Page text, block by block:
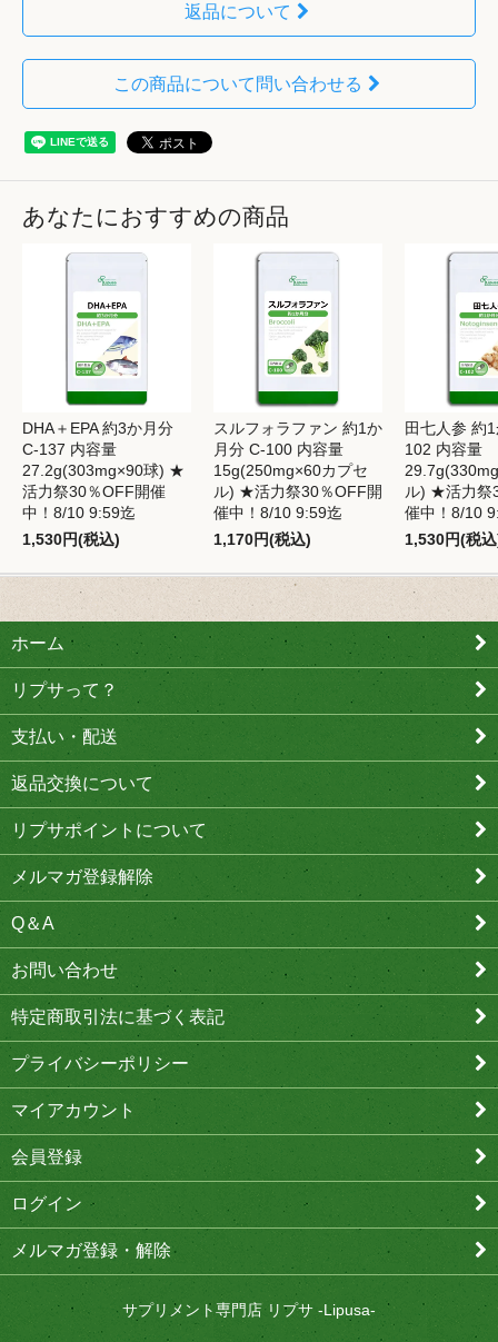
返品について
この商品について問い合わせる
あなたにおすすめの商品
DHA＋EPA 約3か月分
C-137 内容量
27.2g(303mg×90球) ★
活力祭30％OFF開催
中！8/10 9:59迄
1,530円(税込)
スルフォラファン 約1か
月分 C-100 内容量
15g(250mg×60カプセ
ル) ★活力祭30％OFF開
催中！8/10 9:59迄
1,170円(税込)
田七人参 約
102 内容量
ル) ★活力祭
催中！8/10
1,530円(税
ホーム
リプサって？
支払い・配送
返品交換について
リプサポイントについて
メルマガ登録解除
Q＆A
お問い合わせ
特定商取引法に基づく表記
プライバシーポリシー
マイアカウント
会員登録
ログイン
メルマガ登録・解除
サプリメント専門店 リプサ -Lipusa-